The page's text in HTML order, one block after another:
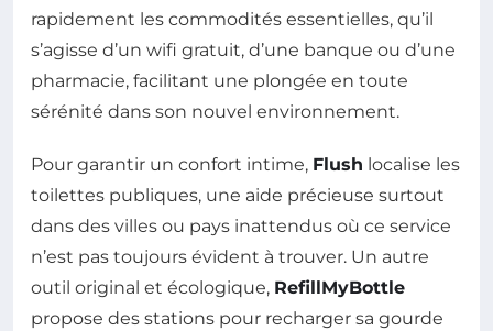
rapidement les commodités essentielles, qu’il
s’agisse d’un wifi gratuit, d’une banque ou d’une
pharmacie, facilitant une plongée en toute
sérénité dans son nouvel environnement.
Pour garantir un confort intime, Flush localise les
toilettes publiques, une aide précieuse surtout
dans des villes ou pays inattendus où ce service
n’est pas toujours évident à trouver. Un autre
outil original et écologique, RefillMyBottle
propose des stations pour recharger sa gourde